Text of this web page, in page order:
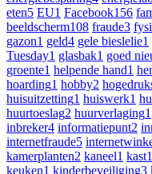
eten5 EU1 Facebook156
beeldscherm108 fraude3
gazon1 geld4 gele bieslelie1
Tuesday1 glasbak1 goed
groente1 helpende hand1
hoarding1 hobby2
huisuitzetting1 huiswerk1
huurtoeslag2 huurverlaging1
inbreker4 informatiepunt2
internetfraude5
kamerplanten2 kaneel1 kast1
keuken1 kinderbeveiliging3